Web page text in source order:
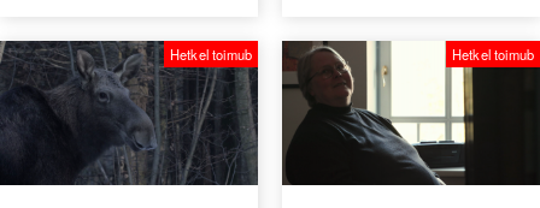
Hetkel toimub Hetkel toimub